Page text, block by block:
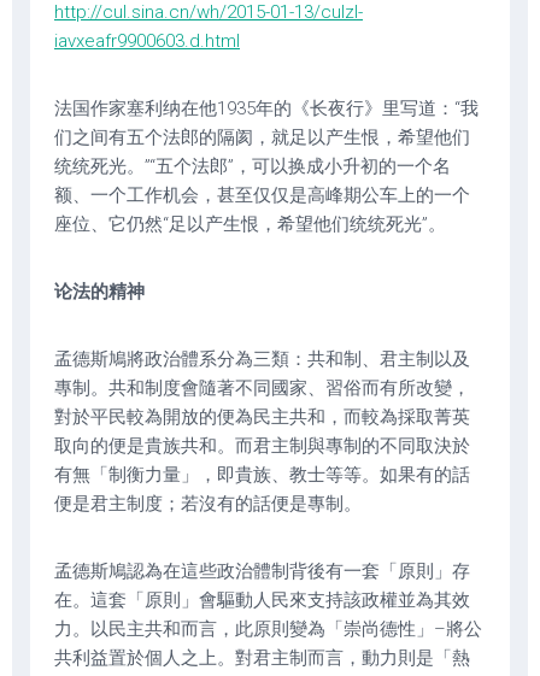
http://cul.sina.cn/wh/2015-01-13/culzl-
iavxeafr9900603.d.html
法国作家塞利纳在他1935年的《长夜行》里写道：“我
们之间有五个法郎的隔阂，就足以产生恨，希望他们
统统死光。”“五个法郎”，可以换成小升初的一个名
额、一个工作机会，甚至仅仅是高峰期公车上的一个
座位、它仍然“足以产生恨，希望他们统统死光”。
论法的精神
孟德斯鳩將政治體系分為三類：共和制、君主制以及
專制。共和制度會隨著不同國家、習俗而有所改變，
對於平民較為開放的便為民主共和，而較為採取菁英
取向的便是貴族共和。而君主制與專制的不同取決於
有無「制衡力量」，即貴族、教士等等。如果有的話
便是君主制度；若沒有的話便是專制。
孟德斯鳩認為在這些政治體制背後有一套「原則」存
在。這套「原則」會驅動人民來支持該政權並為其效
力。以民主共和而言，此原則變為「崇尚德性」–將公
共利益置於個人之上。對君主制而言，動力則是「熱